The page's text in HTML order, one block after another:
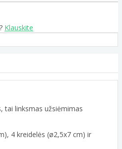
Klauskite
tai linksmas užsiėmimas
4 kreidelės (ø2,5x7 cm) ir